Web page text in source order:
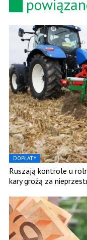
DOPŁATY
Ruszają kontrole u
kary grożą za